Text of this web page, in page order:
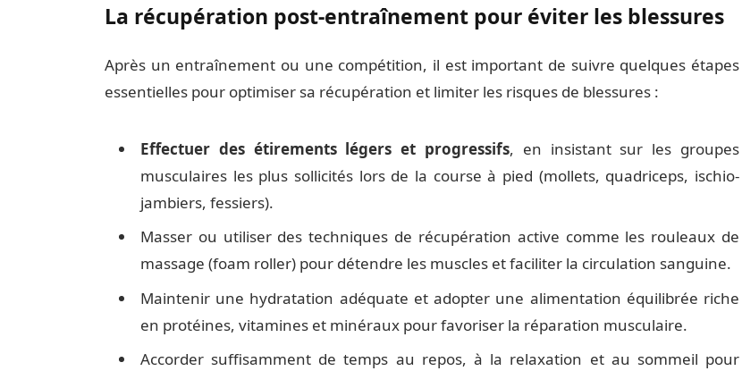
La récupération post-entraînement pour éviter les blessures
Après un entraînement ou une compétition, il est important de suivre quelques étapes
essentielles pour optimiser sa récupération et limiter les risques de blessures :
Effectuer des étirements légers et progressifs, en insistant sur les groupes
musculaires les plus sollicités lors de la course à pied (mollets, quadriceps, ischio-
jambiers, fessiers).
Masser ou utiliser des techniques de récupération active comme les rouleaux de
massage (foam roller) pour détendre les muscles et faciliter la circulation sanguine.
Maintenir une hydratation adéquate et adopter une alimentation équilibrée riche
en protéines, vitamines et minéraux pour favoriser la réparation musculaire.
Accorder suffisamment de temps au repos, à la relaxation et au sommeil pour